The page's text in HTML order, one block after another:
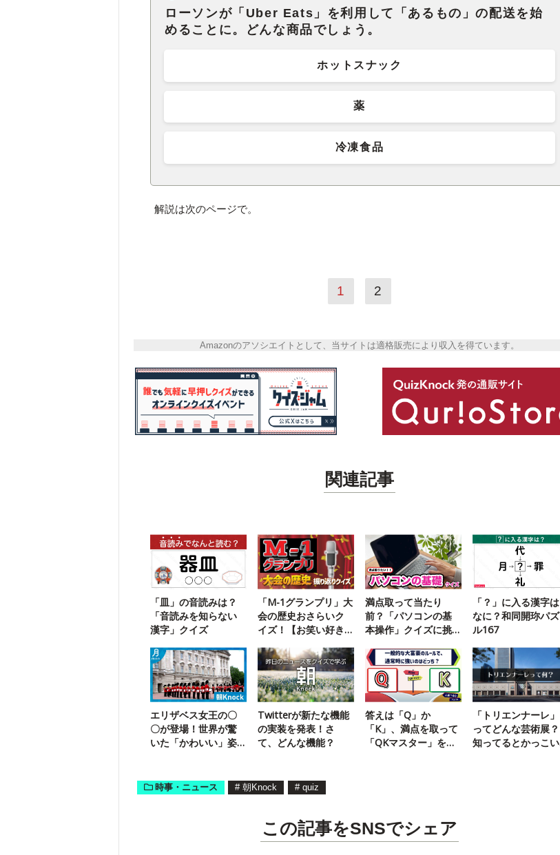
ローソンが「Uber Eats」を利用して「あるもの」の配送を始
めることに。どんな商品でしょう。
ホットスナック
薬
冷凍食品
解説は次のページで。
1 2
Amazonのアソシエイトとして、当サイトは適格販売により収入を得ています。
関連記事
「皿」の音読みは？
「音読みを知らない
漢字」クイズ
「M-1グランプリ」大
会の歴史おさらいク
イズ！【お笑い好き
満点取って当たり
前？「パソコンの基
本操作」クイズに挑
「？」に入る漢字は
なに？和同開珎パズ
ル167
エリザベス女王の〇
〇が登場！世界が驚
いた「かわいい」姿
Twitterが新たな機能
の実装を発表！さ
て、どんな機能？
答えは「Q」か
「K」、満点を取って
「QKマスター」を目
「トリエンナーレ」
ってどんな芸術展？
知ってるとかっこい
時事・ニュース # 朝Knock # quiz
この記事をSNSでシェア